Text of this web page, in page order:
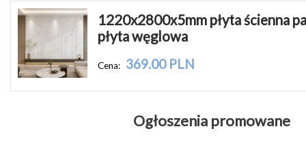
1220x2800x5mm płyta ścienna
płyta węglowa
Cena: 369.00 PLN
Ogłoszenia promowane